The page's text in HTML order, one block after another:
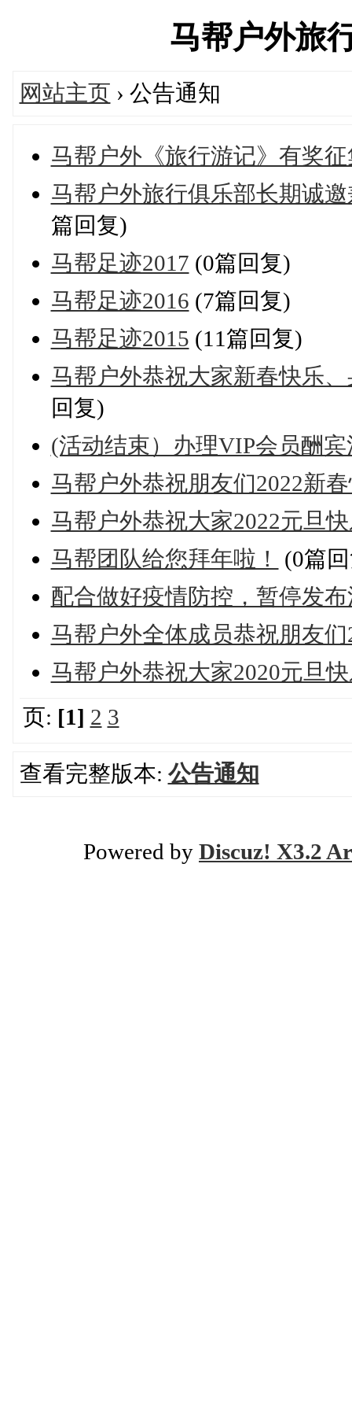
马帮户外旅
网站主页 › 公告通知
马帮户外《旅行游记》有奖征
马帮户外旅行俱乐部长期诚
篇回复)
马帮足迹2017 (0篇回复)
马帮足迹2016 (7篇回复)
马帮足迹2015 (11篇回复)
马帮户外恭祝大家新春快乐
回复)
(活动结束）办理VIP会员酬宾
马帮户外恭祝朋友们2022新
马帮户外恭祝大家2022元旦
马帮团队给您拜年啦！
(0篇
配合做好疫情防控，暂停发
马帮户外全体成员恭祝朋友
马帮户外恭祝大家2020元旦
页: [1] 2 3
查看完整版本: 公告通知
Powered by Discuz! X3.2